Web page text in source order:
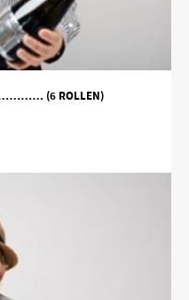
(6 ROLLEN)